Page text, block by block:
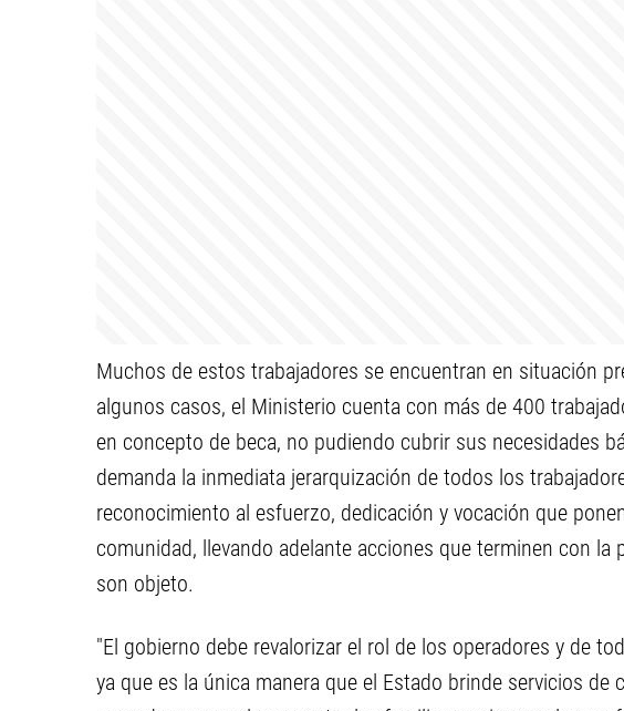
Muchos de estos trabajadores se encuentran en situación
algunos casos, el Ministerio cuenta con más de 400
en concepto de beca, no pudiendo cubrir sus necesidades
demanda la inmediata jerarquización de todos los
reconocimiento al esfuerzo, dedicación y vocación que
comunidad, llevando adelante acciones que terminen con la
son objeto.
"El gobierno debe revalorizar el rol de los operadores y de
ya que es la única manera que el Estado brinde servicios de